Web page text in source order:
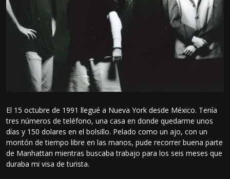
El 15 octubre de 1991 llegué a Nueva York desde México. Tenía
tres números de teléfono, una casa en donde quedarme unos
días y 150 dolares en el bolsillo. Pelado como un ajo, con un
montón de tiempo libre en las manos, pude recorrer buena parte
de Manhattan mientras buscaba trabajo para los seis meses que
duraba mi visa de turista.